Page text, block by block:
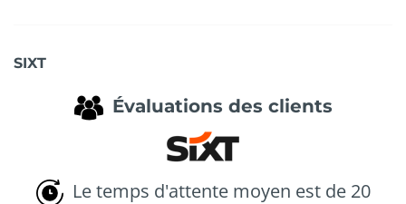
SIXT
Évaluations des clients
Le temps d'attente moyen est de 20